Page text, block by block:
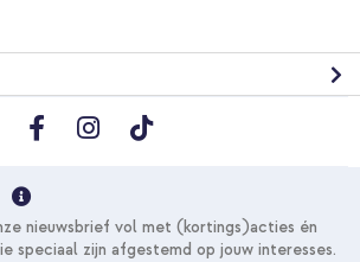
nieuwsbrief vol met (kortings)acties én
speciaal zijn afgestemd op jouw interesses.